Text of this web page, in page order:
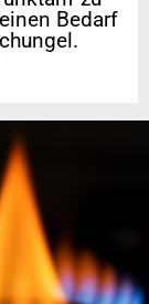
Bedarf